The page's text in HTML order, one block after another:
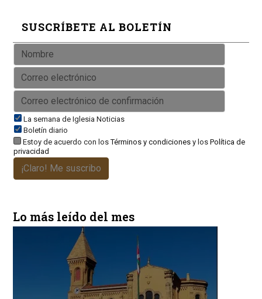
SUSCRÍBETE AL BOLETÍN
La semana de Iglesia Noticias
Boletín diario
Estoy de acuerdo con losTérminos y condicionesy los Política de
privacidad
¡Claro! Me suscribo
Lo más leído del mes